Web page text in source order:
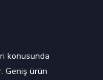
konusunda
Geniş ürün